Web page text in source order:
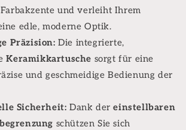
und verleiht Ihrem
edle, moderne Optik.
Präzision: Die integrierte,
Keramikkartusche sorgt für eine
und geschmeidige Bedienung der
Sicherheit: Dank dereinstellbaren
schützen Sie sich